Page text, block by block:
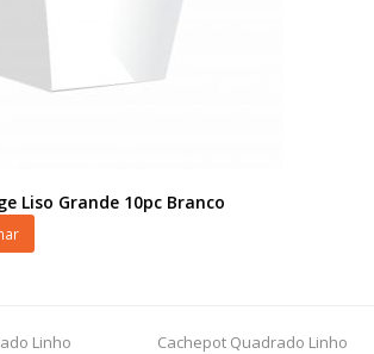
Liso Grande 10pc Branco
Linho
next
Cachepot Quadrado Linho